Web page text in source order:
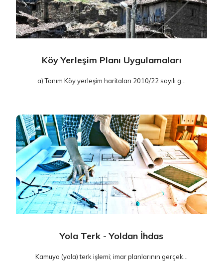
Köy Yerleşim Planı Uygulamaları
a) Tanım Köy yerleşim haritaları 2010/22 sayılı g...
Yola Terk - Yoldan İhdas
Kamuya (yola) terk işlemi; imar planlarının gerçek...